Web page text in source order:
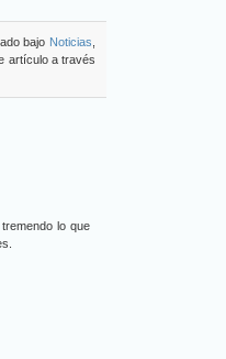
bajo Noticias
artículo a través
lo que